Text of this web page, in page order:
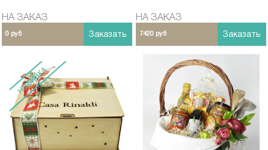
НА ЗАКАЗ
0 руб Заказать
НА ЗАКАЗ
7420 руб Заказать